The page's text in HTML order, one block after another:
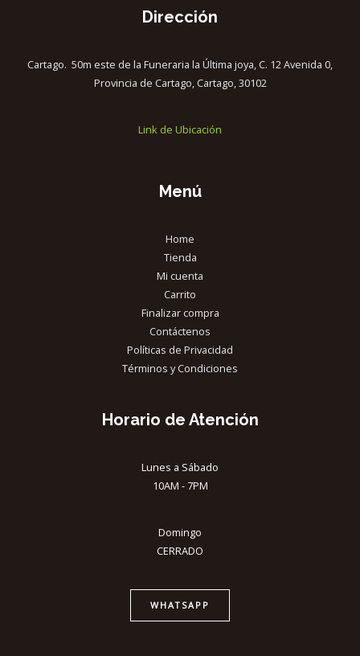
Dirección
Cartago. 50m este de la Funeraria la Última joya, C. 12 Avenida 0,
Provincia de Cartago, Cartago, 30102
Link de Ubicación
Menú
Home
Tienda
Mi cuenta
Carrito
Finalizar compra
Contáctenos
Políticas de Privacidad
Términos y Condiciones
Horario de Atención
Lunes a Sábado
10AM - 7PM
Domingo
CERRADO
WHATSAPP